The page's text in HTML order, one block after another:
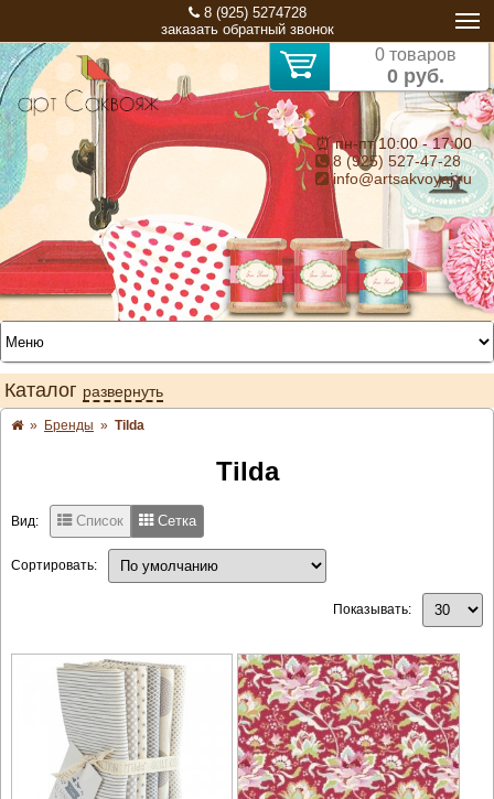
8 (925) 5274728
заказать обратный звонок
0 товаров
0 руб.
⏰ пн-пт 10:00 - 17:00
8 (925) 527-47-28
info@artsakvoyaj.ru
Каталог развернуть
» Бренды » Tilda
Tilda
Вид: Список Сетка
Сортировать:
Показывать: